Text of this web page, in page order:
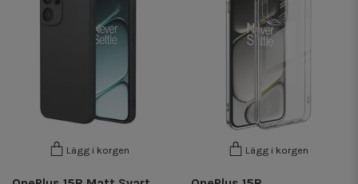
Lägg i korgen Lägg i korgen